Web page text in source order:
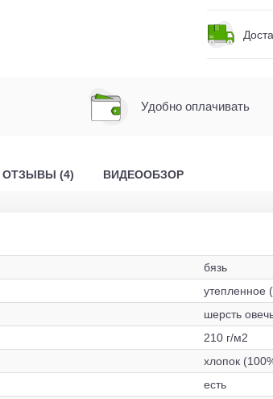
Удобно оплачивать
ОТЗЫВЫ (4) ВИДЕООБЗОР
бязь
утепленное
шерсть
210 г/м2
хлопок
есть